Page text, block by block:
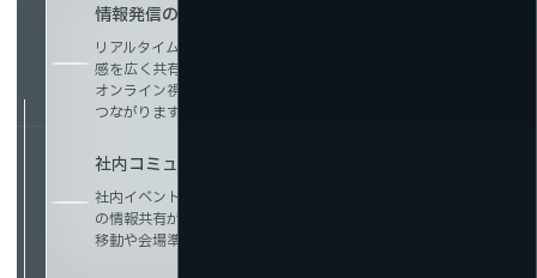
情報発信の拡大・新たな顧客接点の創出
リアルタイムで情報を届けることで、イベントや発表の臨場
感を広く共有可能。
オンライン視聴者との接点が増え、認知拡大やファン獲得に
つながります。
社内コミュニケーションの効率化・生産性の向上
社内イベントや説明会をライブ配信することで、遠隔拠点と
の情報共有がスムーズに。
移動や会場準備の手間を省き、業務効率を高めます。